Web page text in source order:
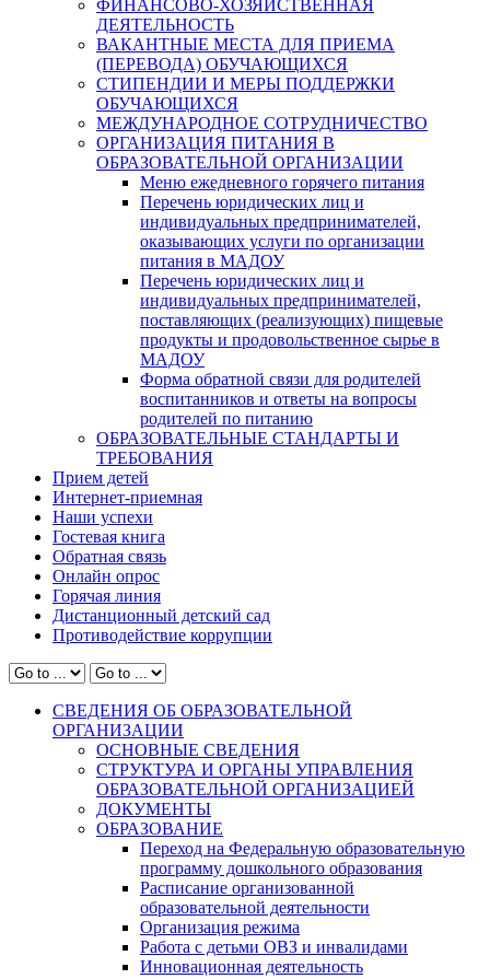
ФИНАНСОВО-ХОЗЯЙСТВЕННАЯ
ДЕЯТЕЛЬНОСТЬ
ВАКАНТНЫЕ МЕСТА ДЛЯ ПРИЕМА
(ПЕРЕВОДА) ОБУЧАЮЩИХСЯ
СТИПЕНДИИ И МЕРЫ ПОДДЕРЖКИ
ОБУЧАЮЩИХСЯ
МЕЖДУНАРОДНОЕ СОТРУДНИЧЕСТВО
ОРГАНИЗАЦИЯ ПИТАНИЯ В
ОБРАЗОВАТЕЛЬНОЙ ОРГАНИЗАЦИИ
Меню ежедневного горячего питания
Перечень юридических лиц и
индивидуальных предпринимателей,
оказывающих услуги по организации
питания в МАДОУ
Перечень юридических лиц и
индивидуальных предпринимателей,
поставляющих (реализующих) пищевые
продукты и продовольственное сырье в
МАДОУ
Форма обратной связи для родителей
воспитанников и ответы на вопросы
родителей по питанию
ОБРАЗОВАТЕЛЬНЫЕ СТАНДАРТЫ И
ТРЕБОВАНИЯ
Прием детей
Интернет-приемная
Наши успехи
Гостевая книга
Обратная связь
Онлайн опрос
Горячая линия
Дистанционный детский сад
Противодействие коррупции
СВЕДЕНИЯ ОБ ОБРАЗОВАТЕЛЬНОЙ
ОРГАНИЗАЦИИ
ОСНОВНЫЕ СВЕДЕНИЯ
СТРУКТУРА И ОРГАНЫ УПРАВЛЕНИЯ
ОБРАЗОВАТЕЛЬНОЙ ОРГАНИЗАЦИЕЙ
ДОКУМЕНТЫ
ОБРАЗОВАНИЕ
Переход на Федеральную образовательную
программу дошкольного образования
Расписание организованной
образовательной деятельности
Организация режима
Работа с детьми ОВЗ и инвалидами
Инновационная деятельность